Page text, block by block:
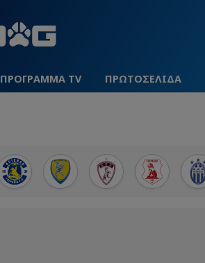
ΠΡΟΓΡΑΜΜΑ TV ΠΡΩΤΟΣΕΛΙΔΑ